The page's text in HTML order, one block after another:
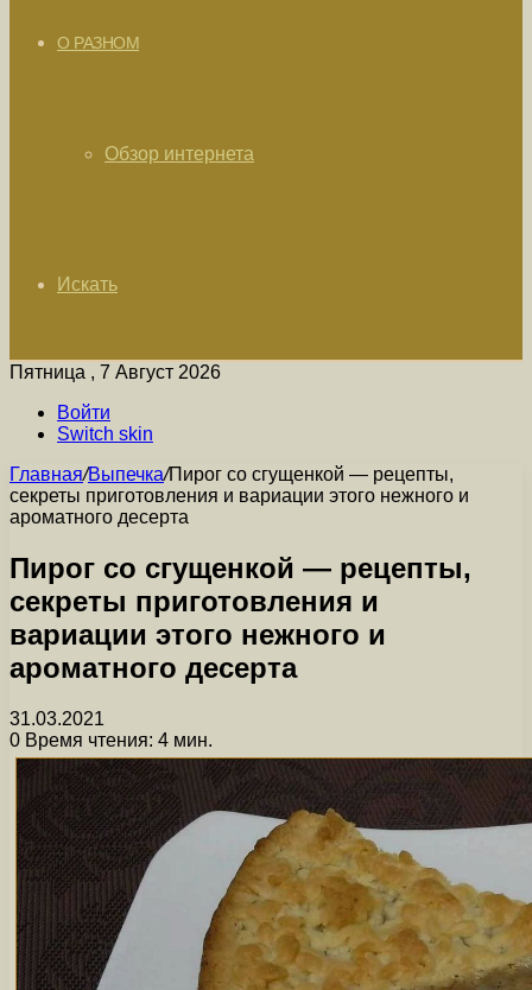
О РАЗНОМ
Обзор интернета
Искать
Пятница , 7 Август 2026
Войти
Switch skin
Главная/Выпечка/Пирог со сгущенкой — рецепты,
секреты приготовления и вариации этого нежного и
ароматного десерта
Пирог со сгущенкой — рецепты,
секреты приготовления и
вариации этого нежного и
ароматного десерта
31.03.2021
0 Время чтения: 4 мин.